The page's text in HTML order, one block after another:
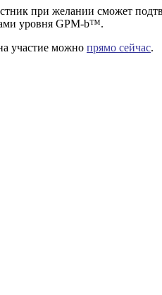
при желании сможет
уровня GPM-b™.
участие можно прямо сейчас.